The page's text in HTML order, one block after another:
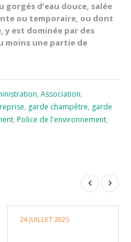
d’eau douce, salée
ou temporaire, ou dont
est dominée par des
moins une partie de
, Association,
, garde champêtre, garde
, Police de l'environnement,
24 JUILLET 2025